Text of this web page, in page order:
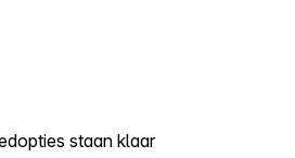
staan klaar